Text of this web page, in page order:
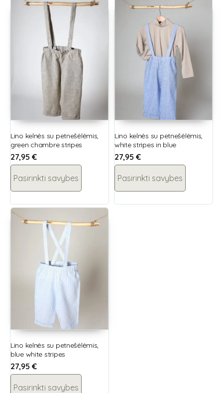
Lino kelnės su petnešėlėmis,
green chambre stripes
27,95 €
Pasirinkti savybes
Lino kelnės su petnešėlėmis,
white stripes in blue
27,95 €
Pasirinkti savybes
Lino kelnės su petnešėlėmis,
blue white stripes
27,95 €
Pasirinkti savybes